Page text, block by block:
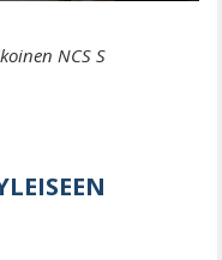
NCS S